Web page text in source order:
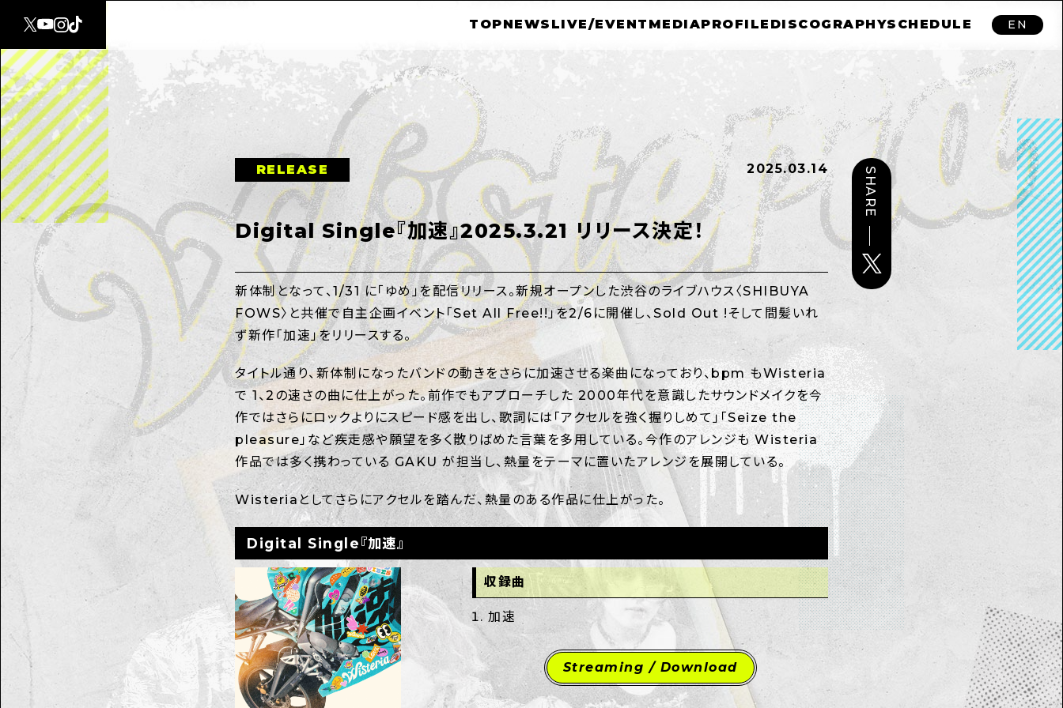
TOPNEWS LIVE/EVENT MEDIAPROFILE DISCOGRAPHYSCHEDULE EN
RELEASE 2025.03.14
Digital Single『加速』2025.3.21 リリース決定！
新体制となって、1/31 に「ゆめ」を配信リリース。新規オープンした渋谷のライブハウス〈SHIBUYA
FOWS〉と共催で自主企画イベント「Set All Free!!」を2/6に開催し、Sold Out !そして間髪いれ
ず新作「加速」をリリースする。
タイトル通り、新体制になったバンドの動きをさらに加速させる楽曲になっており、bpm もWisteria
で 1、2の速さの曲に仕上がった。前作でもアプローチした 2000年代を意識したサウンドメイクを今
作ではさらにロックよりにスピード感を出し、歌詞には「アクセルを強く握りしめて」「Seize the
pleasure」など疾走感や願望を多く散りばめた言葉を多用している。今作のアレンジも Wisteria
作品では多く携わっている GAKU が担当し、熱量をテーマに置いたアレンジを展開している。
Wisteriaとしてさらにアクセルを踏んだ、熱量のある作品に仕上がった。
Digital Single『加速』
収録曲
加速
Streaming / Download
SHARE